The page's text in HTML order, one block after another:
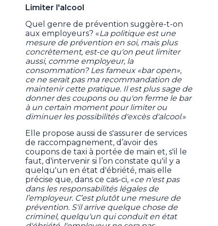
Limiter l'alcool
Quel genre de prévention suggère-t-on
aux employeurs? «La politique est une
mesure de prévention en soi, mais plus
concrètement, est-ce qu'on peut limiter
aussi, comme employeur, la
consommation? Les fameux «bar open»,
ce ne serait pas ma recommandation de
maintenir cette pratique. Il est plus sage de
donner des coupons ou qu'on ferme le bar
à un certain moment pour limiter ou
diminuer les possibilités d'excès d'alcool.»
Elle propose aussi de s'assurer de services
de raccompagnement, d’avoir des
coupons de taxi à portée de main et, s'il le
faut, d'intervenir si l’on constate qu'il y a
quelqu'un en état d'ébriété, mais elle
précise que, dans ce cas-ci, «ce n'est pas
dans les responsabilités légales de
l’employeur. C’est plutôt une mesure de
prévention. S'il arrive quelque chose de
criminel, quelqu'un qui conduit en état